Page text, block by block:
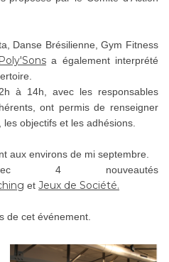
Danse Brésilienne, Gym Fitness
a également interprété
à 14h, avec les responsables
ont permis de renseigner
objectifs et les adhésions.
aux environs de mi septembre.
4 nouveautés
et Jeux de Société.
de cet événement.